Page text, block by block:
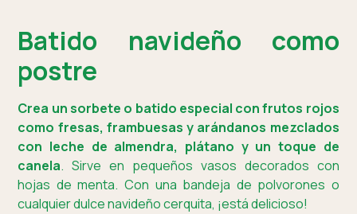
Batido navideño como
postre
Crea un sorbete o batido especial con frutos rojos
como fresas, frambuesas y arándanos mezclados
con leche de almendra, plátano y un toque de
canela. Sirve en pequeños vasos decorados con
hojas de menta. Con una bandeja de polvorones o
cualquier dulce navideño cerquita, ¡está delicioso!